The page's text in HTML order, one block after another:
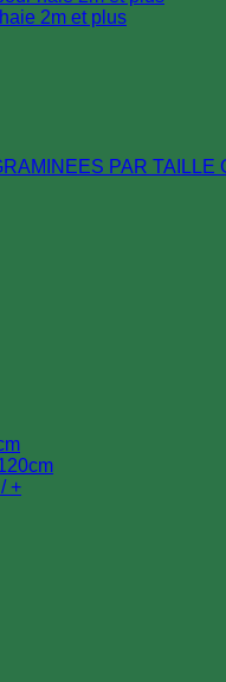
2m et plus
PAR TAILLE
+